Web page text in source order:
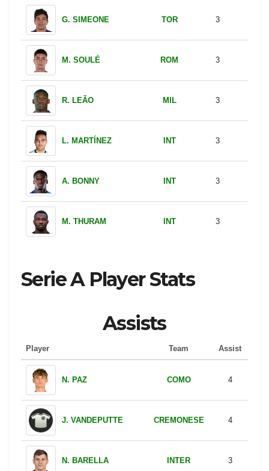
G. SIMEONE TOR 3
M. SOULÉ ROM 3
R. LEÃO MIL 3
L. MARTÍNEZ INT 3
A. BONNY INT 3
M. THURAM INT 3
Serie A Player Stats
Assists
Player Team Assist
N. PAZ COMO 4
J. VANDEPUTTE CREMONESE 4
N. BARELLA INTER 3